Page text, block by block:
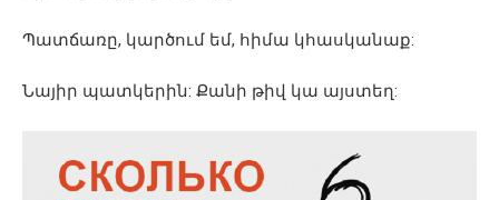
Պատճառը, կարծում եմ, հիմա կհասկանաք:
Նայիր պատկերին: Քանի թիվ կա այստեղ: